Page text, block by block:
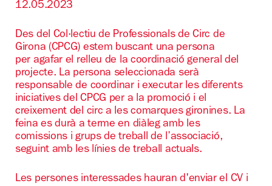
12.05.2023
Des del Col·lectiu de Professionals de Circ de
Girona (CPCG) estem buscant una persona
per agafar el relleu de la coordinació general del
projecte. La persona seleccionada serà
responsable de coordinar i executar les diferents
iniciatives del CPCG per a la promoció i el
creixement del circ a les comarques gironines. La
feina es durà a terme en diàleg amb les
comissions i grups de treball de l’associació,
seguint amb les línies de treball actuals.
Les persones interessades hauran d'enviar el CV i